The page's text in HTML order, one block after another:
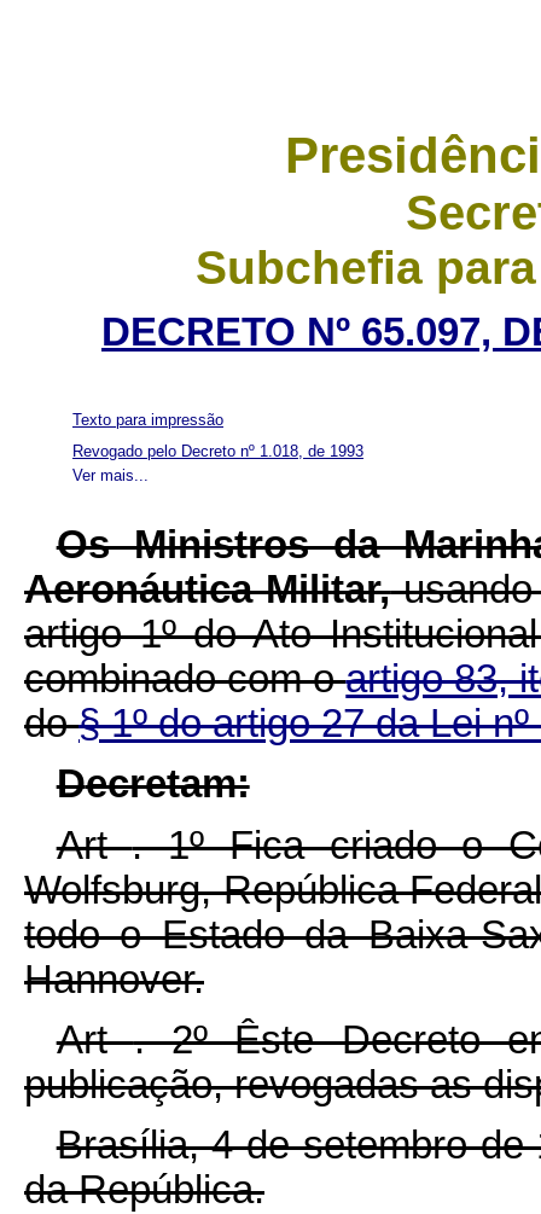
Subchefia
DECRETO Nº 65.097,
Ver mais...
Texto para impressão
Revogado pelo Decreto nº 1.018, de 1993
Os Ministros da
Aeronáutica Militar,usando
artigo 1º do Ato
combinado com oartigo 83,
do§ 1º do artigo 27 da Lei
Decretam:
Art. 1º Fica criado o
Wolfsburg, República
todo o Estado da Baixa-
Hannover.
Art. 2º Êste Decreto
publicação, revogadas as
Brasília, 4 de setembro de
da República.